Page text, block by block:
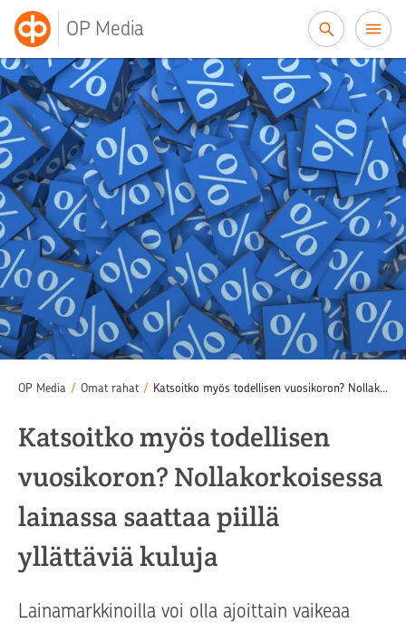
OP Media
OP Media / Omat rahat / Katsoitko myös todellisen vuosikoron? Nollakorkoisessa lainassa saattaa piillä yllättäviä kuluja
Katsoitko myös todellisen
vuosikoron? Nollakorkoisessa
lainassa saattaa piillä
yllättäviä kuluja
Lainamarkkinoilla voi olla ajoittain vaikeaa